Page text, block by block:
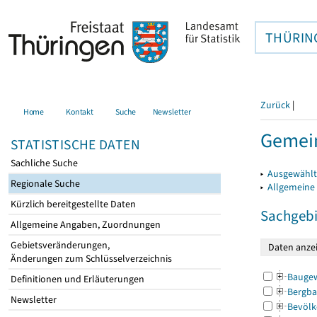
Home Kontakt Suche Newsletter
STATISTISCHE DATEN
Sachliche Suche
Regionale Suche
Kürzlich bereitgestellte Daten
Allgemeine Angaben, Zuordnungen
Gebietsveränderungen,
Änderungen zum Schlüsselverzeichnis
Definitionen und Erläuterungen
Newsletter
Zurück |
▸
▸